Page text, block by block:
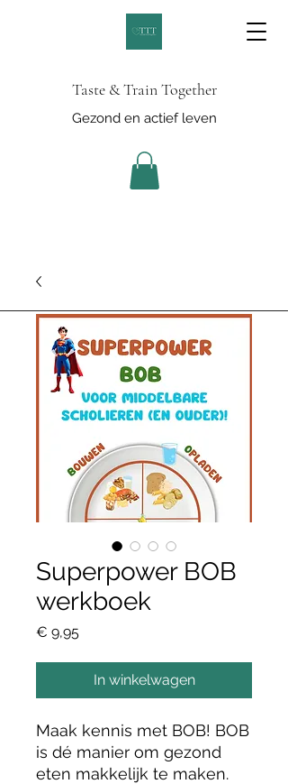
Taste & Train Together
Gezond en actief leven
Superpower BOB
werkboek
€ 9,95Prijs
In winkelwagen
Maak kennis met BOB! BOB
is dé manier om gezond
eten makkelijk te maken.